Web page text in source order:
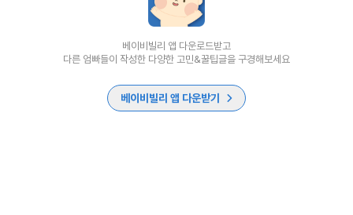
베이비빌리 앱 다운로드받고
다른 엄빠들이 작성한 다양한 고민&꿀팁글을 구경해보세요
베이비빌리 앱 다운받기